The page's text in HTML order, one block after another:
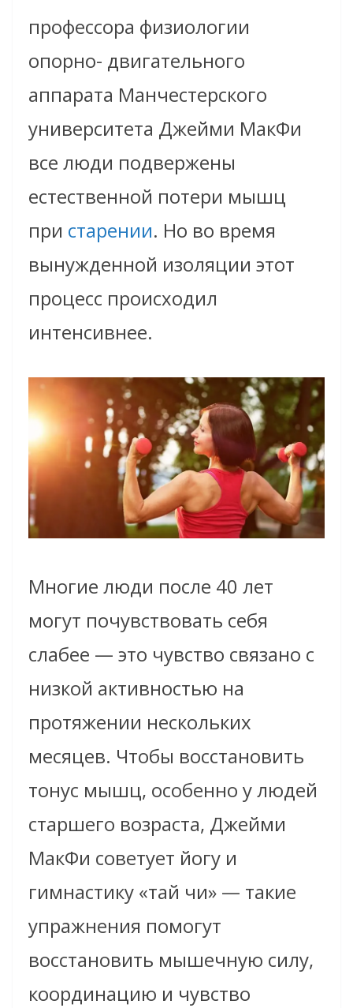
профессора физиологии
опорно- двигательного
аппарата Манчестерского
университета Джейми МакФи
все люди подвержены
естественной потери мышц
при старении. Но во время
вынужденной изоляции этот
процесс происходил
интенсивнее.
Многие люди после 40 лет
могут почувствовать себя
слабее — это чувство связано с
низкой активностью на
протяжении нескольких
месяцев. Чтобы восстановить
тонус мышц, особенно у людей
старшего возраста, Джейми
МакФи советует йогу и
гимнастику «тай чи» — такие
упражнения помогут
восстановить мышечную силу,
координацию и чувство